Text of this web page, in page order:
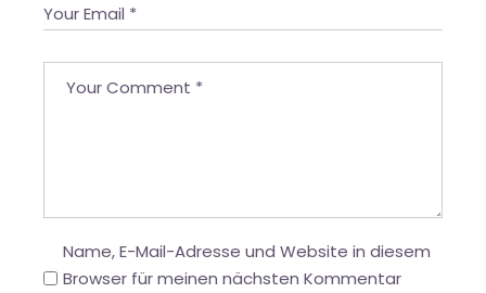
Name, E-Mail-Adresse und Website in diesem
Browser für meinen nächsten Kommentar